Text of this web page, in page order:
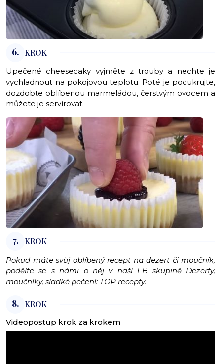
6. KROK
Upečené cheesecaky vyjměte z trouby a nechte je
vychladnout na pokojovou teplotu. Poté je pocukrujte,
dozdobte oblíbenou marmeládou, čerstvým ovocem a
můžete je servírovat.
7. KROK
Pokud máte svůj oblíbený recept na dezert či moučník,
podělte se s námi o něj v naší FB skupině Dezerty,
moučníky, sladké pečení: TOP recepty.
8. KROK
Videopostup krok za krokem